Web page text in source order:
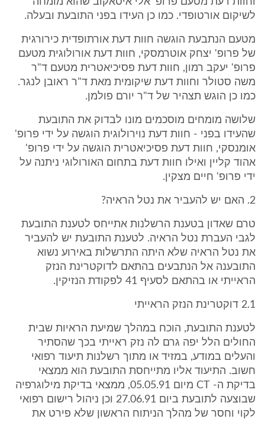
לשיקום אורטופדי. כמו כן העידו בפני התובעת ובעלה.
מטעם הנתבעת הוגשה חוות דעת אורתופדית כירורגית
של פרופ' יצחק אוטרמסקי, חוות דעת אורולוגית מטעם
פרופ' יעקב רמון, חוות דעת פסיכיאטרית מטעם ד"ר
משה סטולר וחוות דעת שיקומית מאת ד"ר ראובן לנגר.
כמו כן הוגש תצהיר של ד"ר יורם פולמן.
שלושה מומחים מוסכמים מונו לבדוק את התובעת
שהעידו בפני - חוות דעת נוירולוגית הוגשה על ידי פרופ'
אומנסקי, חוות דעת פסיכיאטרית הוגשה על ידי פרופ'
אהוד קליין ואילו חוות דעת בתחום האורולוגי ניתנה על
ידי פרופ' חיים מצקין.
2. האם יש להעביר את נטל הראיה?
טרם שאדון בטענת הרשלנות אתייחס לטענת התובעת
לגבי העברת נטל הראיה. לטענת התובעת יש להעביר
את נטל הראיה שלא היתה התרשלות באירוע נשוא
התובענה אל הנתבעים בהתאם לדוקטרינת הנזק
הראייתי או בהתאם לסעיף 41 לפקודת הנזיקין.
2.1 דוקטרינת הנזק הראייתי
לטענת התובעת, הוכח במהלך שמיעת הראיות שבית
החולים הלל יפה גרם לה נזק ראייתי בכך שהסתיר
והעלים במודע, במזיד או מתוך רשלנות תיעוד רפואי
חשוב. התיעוד אליו מתייחסת התובעת הוא ממצאי
בדיקת ה- CT מיום 05.05.91, ממצאי בדיקת מילוגרפיה
שבוצעה לתובעת ביום 27.06.91 וכן ניהול רישום רפואי
לקוי וחסר של מהלך הניתוח הראשון שלא פירט את